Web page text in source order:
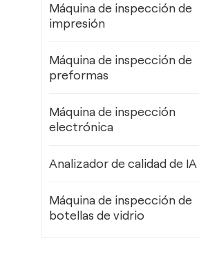
Máquina de inspección de
impresión
Máquina de inspección de
preformas
Máquina de inspección
electrónica
Analizador de calidad de IA
Máquina de inspección de
botellas de vidrio